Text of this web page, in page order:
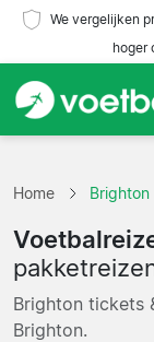
We vergelijken
hoger
Teams
Competities
Reisorganisaties
Home Brighton
Brighton tickets
Brighton.